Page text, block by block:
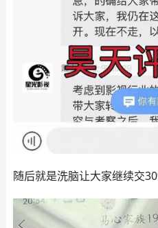
随后就是洗脑让大家继续交